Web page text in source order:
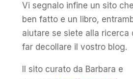
Vi segnalo infine un sito
ben fatto e un libro,
aiutare se siete alla ricerca
far decollare il vostro blog.
Il sito curato da Barbara e